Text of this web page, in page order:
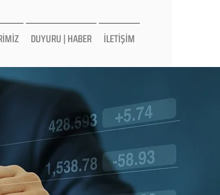
DUYURU | HABER İLETİŞİM